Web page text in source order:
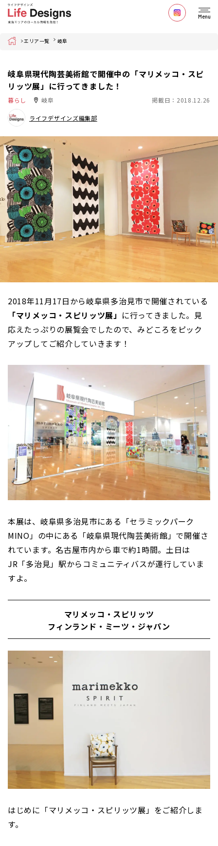
Menu
Home エリア一覧 岐阜
岐阜県現代陶芸美術館で開催中の「マリメッコ・スピ
リッツ展」に行ってきました！
暮らし 岐阜 掲載日：2018.12.26
ライフデザインズ編集部
2018年11月17日から岐阜県多治見市で開催されている
「マリメッコ・スピリッツ展」 に行ってきました。見
応えたっぷりの展覧会でしたので、みどころをピック
アップしてご紹介していきます！
本展は、岐阜県多治見市にある「セラミックパーク
MINO」の中にある「岐阜県現代陶芸美術館」で開催さ
れています。名古屋市内から車で約1時間。土日は
JR「多治見」駅からコミュニティバスが運行していま
すよ。
マリメッコ・スピリッツ
フィンランド・ミーツ・ジャパン
はじめに「マリメッコ・スピリッツ展」をご紹介しま
す。